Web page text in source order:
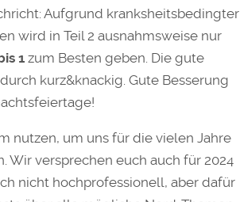
Aufgrund kranksheitsbedingter
wird in Teil 2 ausnahmsweise nur
1zum Besten geben. Die gute
kurz&knackig. Gute Besserung
nutzen, um uns für die vielen Jahre
Wir versprechen euch auch für 2024
nicht hochprofessionell, aber dafür